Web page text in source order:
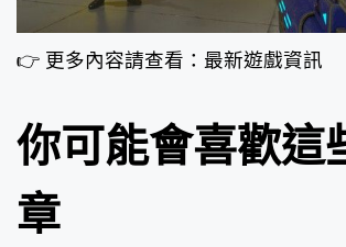
👉 更多內容請查看：最新遊戲資訊
你可能會喜歡這
章